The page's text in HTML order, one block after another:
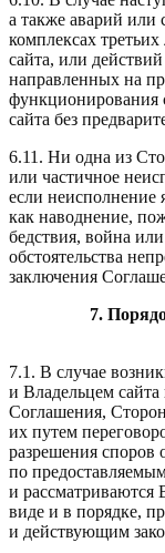
а также аварий или
комплексах
сайта, или
направленных на
функционирования
сайта без
6.11. Ни одна из
или частичное
если неисполнение
как наводнение,
бедствия, война
обстоятельства
заключения
7.
7.1. В случае
и Владельцем
Соглашения,
их путем
разрешения споров
по
и рассматриваются
виде и в порядке,
и действующим